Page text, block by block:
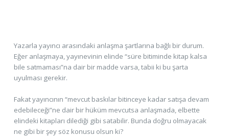
Yazarla yayıncı arasındaki anlaşma şartlarına bağlı bir durum.
Eğer anlaşmaya, yayınevinin elinde “süre bitiminde kitap kalsa
bile satmaması”na dair bir madde varsa, tabii ki bu şarta
uyulması gerekir.
Fakat yayıncının “mevcut baskılar bitinceye kadar satışa devam
edebileceği”ne dair bir hüküm mevcutsa anlaşmada, elbette
elindeki kitapları dilediği gibi satabilir. Bunda doğru olmayacak
ne gibi bir şey söz konusu olsun ki?